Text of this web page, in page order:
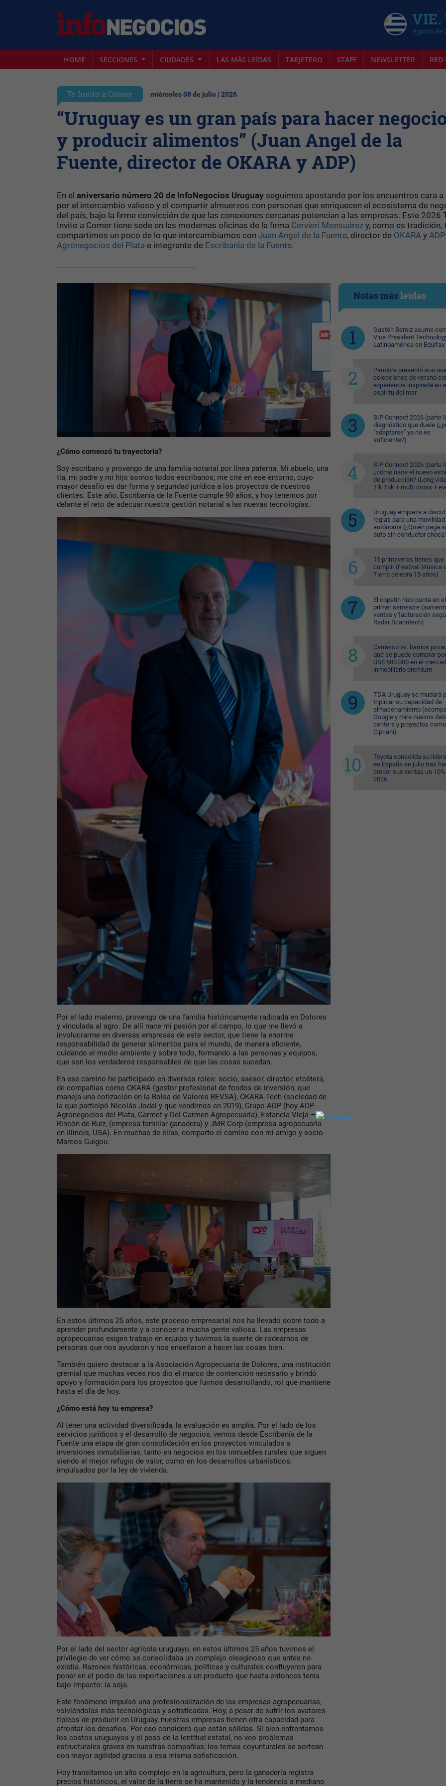
VIE.
Agosto de
HOME SECCIONES CIUDADES LAS MÁS LEÍDAS TARJETERO STAFF NEWSLETTER RED
Te Invito a Comer miércoles 08 de julio | 2026
“Uruguay es un gran país para hacer
y producir alimentos” (Juan Angel de la
Fuente, director de OKARA y ADP)
En el aniversario número 20 de InfoNegocios Uruguay seguimos apostando por los encuentros cara a
por el intercambio valioso y el compartir almuerzos con personas que enriquecen el ecosistema de
del país, bajo la firme convicción de que las conexiones cercanas potencian a las empresas. Este 2026
Invito a Comer tiene sede en las modernas oficinas de la firma Cervieri Monsuárez y, como es tradición,
compartimos un poco de lo que intercambiamos con Juan Angel de la Fuente, director de OKARA y
Agronegocios del Plata e integrante de Escribanía de la Fuente.
¿Cómo comenzó tu trayectoria?
Soy escribano y provengo de una familia notarial por línea paterna. Mi abuelo, una
tía, mi padre y mi hijo somos todos escribanos; me crié en ese entorno, cuyo
mayor desafío es dar forma y seguridad jurídica a los proyectos de nuestros
clientes. Este año, Escribanía de la Fuente cumple 90 años, y hoy tenemos por
delante el reto de adecuar nuestra gestión notarial a las nuevas tecnologías.
Por el lado materno, provengo de una familia históricamente radicada en Dolores
y vinculada al agro. De allí nace mi pasión por el campo, lo que me llevó a
involucrarme en diversas empresas de este sector, que tiene la enorme
responsabilidad de generar alimentos para el mundo, de manera eficiente,
cuidando el medio ambiente y sobre todo, formando a las personas y equipos,
que son los verdaderos responsables de que las cosas sucedan.
En ese camino he participado en diversos roles: socio, asesor, director, etcétera,
de compañías como OKARA (gestor profesional de fondos de inversión, que
maneja una cotización en la Bolsa de Valores BEVSA), OKARA-Tech (sociedad de
la que participó Nicolás Jodal y que vendimos en 2019), Grupo ADP (hoy ADP -
Agronegocios del Plata, Garmet y Del Carmen Agropecuaria), Estancia Vieja –
Rincón de Ruiz, (empresa familiar ganadera) y JMR Corp (empresa agropecuaria
en Illinois, USA). En muchas de ellas, comparto el camino con mi amigo y socio
Marcos Guigou.
En estos últimos 25 años, este proceso empresarial nos ha llevado sobre todo a
aprender profundamente y a conocer a mucha gente valiosa. Las empresas
agropecuarias exigen trabajo en equipo y tuvimos la suerte de rodearnos de
personas que nos ayudaron y nos enseñaron a hacer las cosas bien.
También quiero destacar a la Asociación Agropecuaria de Dolores, una institución
gremial que muchas veces nos dio el marco de contención necesario y brindó
apoyo y formación para los proyectos que fuimos desarrollando, rol que mantiene
hasta el día de hoy.
¿Cómo está hoy tu empresa?
Al tener una actividad diversificada, la evaluación es amplia. Por el lado de los
servicios jurídicos y el desarrollo de negocios, vemos desde Escribanía de la
Fuente una etapa de gran consolidación en los proyectos vinculados a
inversiones inmobiliarias, tanto en negocios en los inmuebles rurales que siguen
siendo el mejor refugio de valor, como en los desarrollos urbanísticos,
impulsados por la ley de vivienda.
Por el lado del sector agrícola uruguayo, en estos últimos 25 años tuvimos el
privilegio de ver cómo se consolidaba un complejo oleaginoso que antes no
existía. Razones históricas, económicas, políticas y culturales confluyeron para
poner en el podio de las exportaciones a un producto que hasta entonces tenía
bajo impacto: la soja.
Este fenómeno impulsó una profesionalización de las empresas agropecuarias,
volviéndolas más tecnológicas y sofisticadas. Hoy, a pesar de sufrir los avatares
típicos de producir en Uruguay, nuestras empresas tienen otra capacidad para
afrontar los desafíos. Por eso considero que están sólidas. Si bien enfrentamos
los costos uruguayos y el peso de la lentitud estatal, no veo problemas
estructurales graves en nuestras compañías; los temas coyunturales se sortean
con mayor agilidad gracias a esa misma sofisticación.
Hoy transitamos un año complejo en la agricultura, pero la ganadería registra
precios históricos, el valor de la tierra se ha mantenido y la tendencia a mediano
Notas másleídas
Gastón Beroiz asume
Vice President
Latinoamérica en Equifax
Pandora presentó sus
colecciones de verano
experiencia inspirada en el
espíritu del mar
SIP Connect 2026 (parte
diagnóstico que duele
"adaptarse" ya no es
suficiente?)
SIP Connect 2026 (parte
¿cómo nace el nuevo
de producción? (Long
Tik Tok + multi cross +
Uruguay empieza a
reglas para una movilidad
autónoma (¿Quién paga
auto sin conductor
15 primaveras tienes que
cumplir (Festival Música
Tierra celebra 15 años)
El copetín hizo punta en el
primer semestre
ventas y facturación
Radar Scanntech)
Carrasco vs. barrios
qué se puede comprar
US$ 600.000 en el
inmobiliario premium
TDA Uruguay se mudará
triplicar su capacidad de
almacenamiento
Google y mira nuevos
centers y proyectos como
Cipriani)
Toyota consolida su
en España en julio tras
crecer sus ventas un
2026